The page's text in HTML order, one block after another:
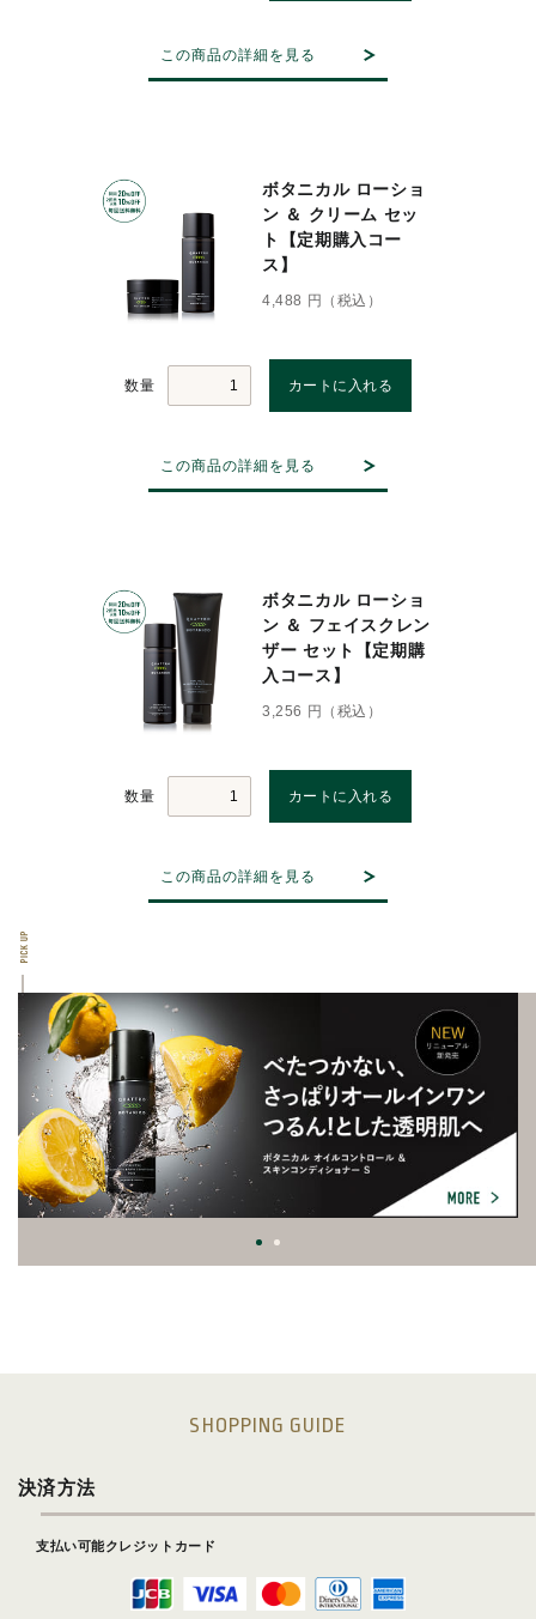
この商品の詳細を見る
ボタニカル ローショ
ン ＆ クリーム セッ
ト【定期購入コー
ス】
4,488 円（税込）
数量
この商品の詳細を見る
ボタニカル ローショ
ン ＆ フェイスクレン
ザー セット【定期購
入コース】
3,256 円（税込）
数量
この商品の詳細を見る
SHOPPING GUIDE
決済方法
支払い可能クレジットカード